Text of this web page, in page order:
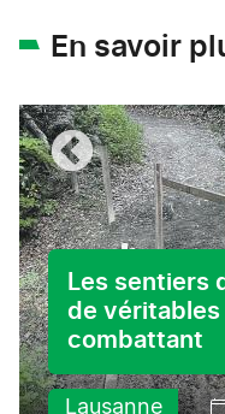
En savoir
Les sentiers
de véritables
combattant
Lausanne